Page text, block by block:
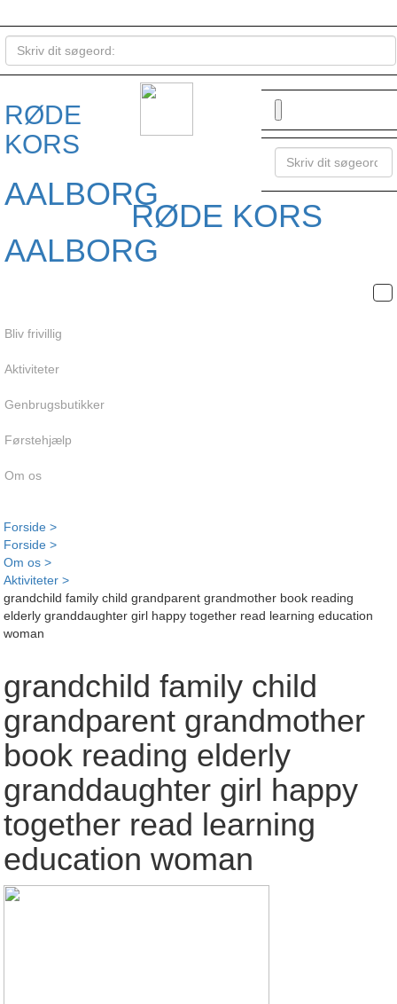
RØDE
KORS
AALBORG
RØDE KORS
AALBORG
Bliv frivillig
Aktiviteter
Genbrugsbutikker
Førstehjælp
Om os
Forside >
Forside >
Om os >
Aktiviteter >
grandchild family child grandparent grandmother book reading
elderly granddaughter girl happy together read learning education
woman
grandchild family child
grandparent grandmother
book reading elderly
granddaughter girl happy
together read learning
education woman